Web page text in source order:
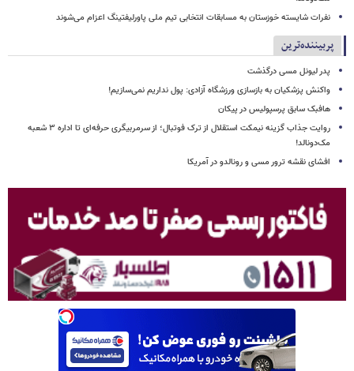
نفرات شایسته خوزستان به مسابقات انتخابی تیم ملی پاورلیفتینگ اعزام می‌شوند
پربیننده‌ترین
پدر لیونل مسی درگذشت
واکنش پزشکیان به بازسازی ورزشگاه آزادی: پول نداریم نمی‌سازیم!
هافبک سابق پرسپولیس در پیکان
روایت جذاب گزینه نیمکت استقلال از ترک فوتبال؛ از سرمربیگری حرفه‌ای تا اداره ۳ شعبه
مک‌دونالد!
افشای نقشه ترور مسی و رونالدو در آمریکا